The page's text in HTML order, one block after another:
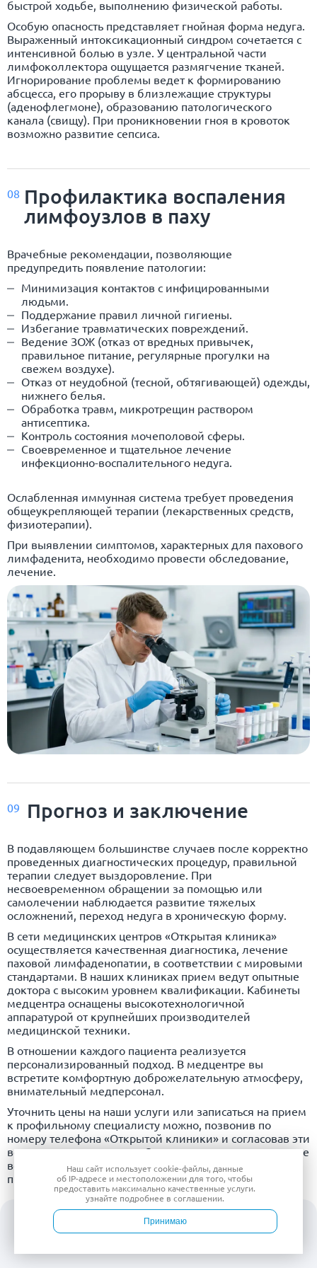
быстрой ходьбе, выполнению физической работы.
Особую опасность представляет гнойная форма недуга.
Выраженный интоксикационный синдром сочетается с
интенсивной болью в узле. У центральной части
лимфоколлектора ощущается размягчение тканей.
Игнорирование проблемы ведет к формированию
абсцесса, его прорыву в близлежащие структуры
(аденофлегмоне), образованию патологического
канала (свищу). При проникновении гноя в кровоток
возможно развитие сепсиса.
08 Профилактика воспаления
лимфоузлов в паху
Врачебные рекомендации, позволяющие
предупредить появление патологии:
Минимизация контактов с инфицированными
людьми.
Поддержание правил личной гигиены.
Избегание травматических повреждений.
Ведение ЗОЖ (отказ от вредных привычек,
правильное питание, регулярные прогулки на
свежем воздухе).
Отказ от неудобной (тесной, обтягивающей) одежды,
нижнего белья.
Обработка травм, микротрещин раствором
антисептика.
Контроль состояния мочеполовой сферы.
Своевременное и тщательное лечение
инфекционно-воспалительного недуга.
Ослабленная иммунная система требует проведения
общеукрепляющей терапии (лекарственных средств,
физиотерапии).
При выявлении симптомов, характерных для пахового
лимфаденита, необходимо провести обследование,
лечение.
09 Прогноз и заключение
В подавляющем большинстве случаев после корректно
проведенных диагностических процедур, правильной
терапии следует выздоровление. При
несвоевременном обращении за помощью или
самолечении наблюдается развитие тяжелых
осложнений, переход недуга в хроническую форму.
В сети медицинских центров «Открытая клиника»
осуществляется качественная диагностика, лечение
паховой лимфаденопатии, в соответствии с мировыми
стандартами. В наших клиниках прием ведут опытные
доктора с высоким уровнем квалификации. Кабинеты
медцентра оснащены высокотехнологичной
аппаратурой от крупнейших производителей
медицинской техники.
В отношении каждого пациента реализуется
персонализированный подход. В медцентре вы
встретите комфортную доброжелательную атмосферу,
внимательный медперсонал.
Уточнить цены на наши услуги или записаться на прием
к профильному специалисту можно, позвонив по
номеру телефона «Открытой клиники» и согласовав эти
вопросы с менеджерами. Запись на консультацию также
возможна после оформления онлайн-заявки,
представленной на сайте.
Списоклитературы
Наш сайт используетcookie-файлы, данные
об IP-адресе и местоположении для того, чтобы
предоставить максимально качественные услуги.
узнайте подробнее в соглашении.
Принимаю